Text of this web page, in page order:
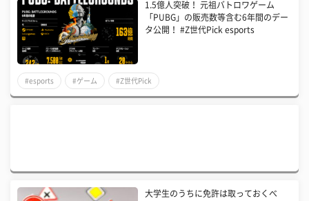
1.5億人突破！ 元祖バトロワゲーム
「PUBG」の販売数等含む6年間のデー
タ公開！ #Z世代Pick esports
#esports #ゲーム #Z世代Pick
大学生のうちに免許は取っておくべ